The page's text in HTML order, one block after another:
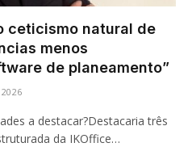
ceticismo natural de
menos
de planeamento”
a destacar?Destacaria três
da IKOffice…